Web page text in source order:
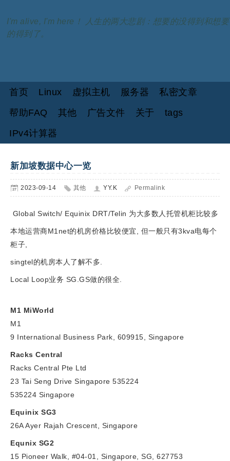
I'm alive, I'm here！ 人生的两大悲剧：想要的没得到和想要
的得到了。
首页 Linux 虚拟主机 服务器
私密文章
帮助FAQ
其他 广告文件 关于
tags
IPv4计算器
新加坡数据中心一览
2023-09-14 其他 YY.K Permalink
Global Switch/ Equinix DRT/Telin 为大多数人托管机柜比较多
本地运营商M1net的机房价格比较便宜, 但一般只有3kva电每个
柜子,
singtel的机房本人了解不多.
Local Loop业务 SG.GS做的很全.
M1 MiWorld
M1
9 International Business Park, 609915, Singapore
Racks Central
Racks Central Pte Ltd
23 Tai Seng Drive Singapore 535224
535224 Singapore
Equinix SG3
26A Ayer Rajah Crescent, Singapore
Equnix SG2
15 Pioneer Walk, #04-01, Singapore, SG, 627753